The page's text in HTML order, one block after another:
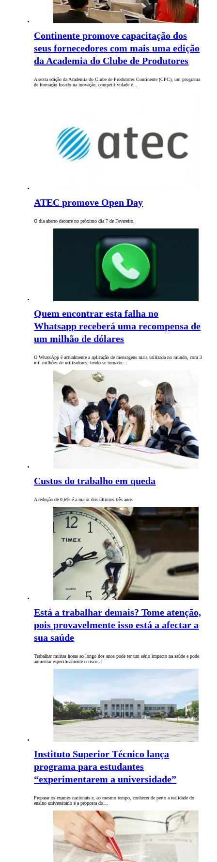
Continente promove capacitação dos
seus fornecedores com mais uma edição
da Academia do Clube de Produtores
A sexta edição da Academia do Clube de Produtores Continente (CPC), um programa
de formação focado na inovação, competitividade e…
ATEC promove Open Day
O dia aberto decorre no próximo dia 7 de Fevereiro.
Quem encontrar esta falha no
Whatsapp receberá uma recompensa de
um milhão de dólares
O WhatsApp é actualmente a aplicação de mensagens mais utilizada no mundo, com 3
mil milhões de utilizadores, tendo-se tornado…
Custos do trabalho em queda
A redução de 0,6% é a maior dos últimos três anos
Está a trabalhar demais? Tome atenção,
pois provavelmente isso está a afectar a
sua saúde
Trabalhar muitas horas ao longo dos anos pode ter um sério impacto na saúde e pode
aumentar especificamente o risco…
Instituto Superior Técnico lança
programa para estudantes
“experimentarem a universidade”
Preparar os exames nacionais e, ao mesmo tempo, conhecer de perto a realidade do
ensino universitário é a proposta do…